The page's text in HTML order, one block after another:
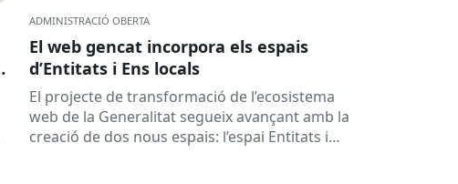
ADMINISTRACIÓ OBERTA
El web gencat incorpora els espais
d’Entitats i Ens locals
El projecte de transformació de l’ecosistema
web de la Generalitat segueix avançant amb la
creació de dos nous espais: l’espai Entitats i